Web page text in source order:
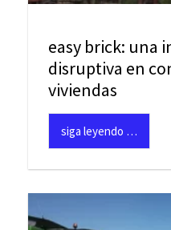
easy brick: una
disruptiva en
viviendas
siga leyendo …